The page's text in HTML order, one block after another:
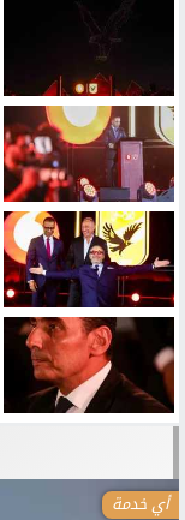
أي خدمة